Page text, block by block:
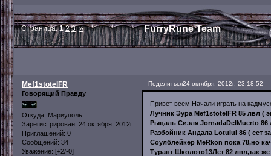
FurryRune Team
Страница:1 2 3 »
Поделиться24 октября, 2012г. 23:18:52
Mef1stotelFR
Говорящий Правду
Откуда: Мариуполь
Зарегистрирован: 24 октября, 2012г.
Приглашений: 0
Сообщений: 34
Уважение: [+2/-0]
Привет всем.Начали играть на
Лучник Эура Mef1stotelFR 85 лвл (
Рыцаль Сиэля JornadaDelMuerto 86
Разбойник Андала Lotului 86 ( сет
Соулблейкер MeRkon пока 78,но
Турант Школото13Лет 82 лвл,так же